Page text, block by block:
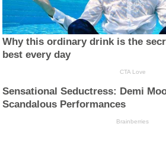
Why this ordinary drink is the
best every day
CTA Love
Sensational Seductress: Demi
Scandalous Performances
Brainberries